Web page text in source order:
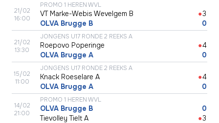
21/02
16:00
PROMO 1 HEREN WVL
VT Marke-Webis Wevelgem B
OLVA Brugge B
●3
0
21/02
13:30
JONGENS U17 RONDE 2 REEKS A
Roepovo Poperinge
OLVA Brugge A
●4
0
15/02
11:00
JONGENS U17 RONDE 2 REEKS A
Knack Roeselare A
OLVA Brugge A
●4
0
14/02
21:00
PROMO 1 HEREN WVL
OLVA Brugge B
Tievolley Tielt A
●
0
3